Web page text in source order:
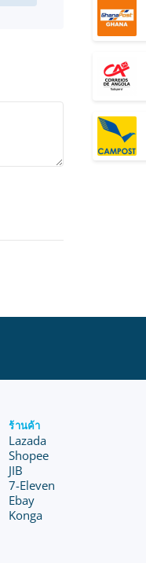
ร้านค้า
Lazada
Shopee
JIB
7-Eleven
Ebay
Konga